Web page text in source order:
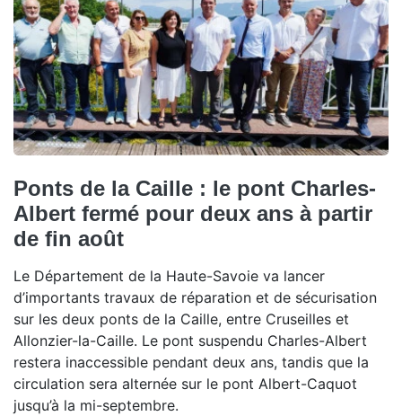
Ponts de la Caille : le pont Charles-
Albert fermé pour deux ans à partir
de fin août
Le Département de la Haute-Savoie va lancer
d’importants travaux de réparation et de sécurisation
sur les deux ponts de la Caille, entre Cruseilles et
Allonzier-la-Caille. Le pont suspendu Charles-Albert
restera inaccessible pendant deux ans, tandis que la
circulation sera alternée sur le pont Albert-Caquot
jusqu’à la mi-septembre.